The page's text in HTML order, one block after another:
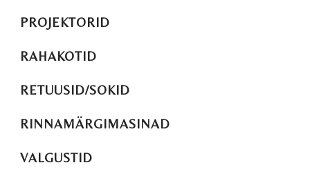
PROJEKTORID
RAHAKOTID
RETUUSID/SOKID
RINNAMÄRGIMASINAD
VALGUSTID